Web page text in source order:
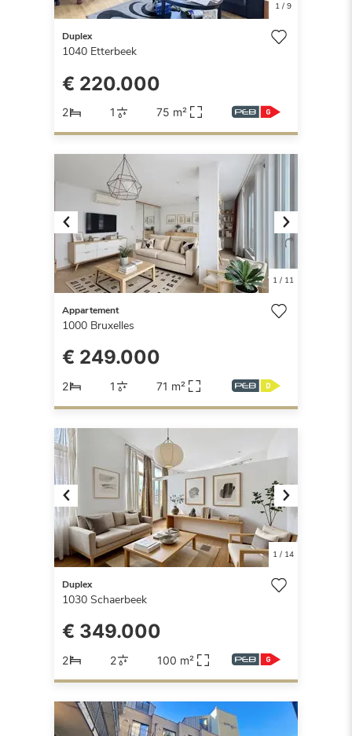
1/ 9
Duplex
1040 Etterbeek
€ 220.000
2 1 75 m²
Previous Next
1/ 11
Appartement
1000 Bruxelles
€ 249.000
2 1 71 m²
Previous Next
1/ 14
Duplex
1030 Schaerbeek
€ 349.000
2 2 100 m²